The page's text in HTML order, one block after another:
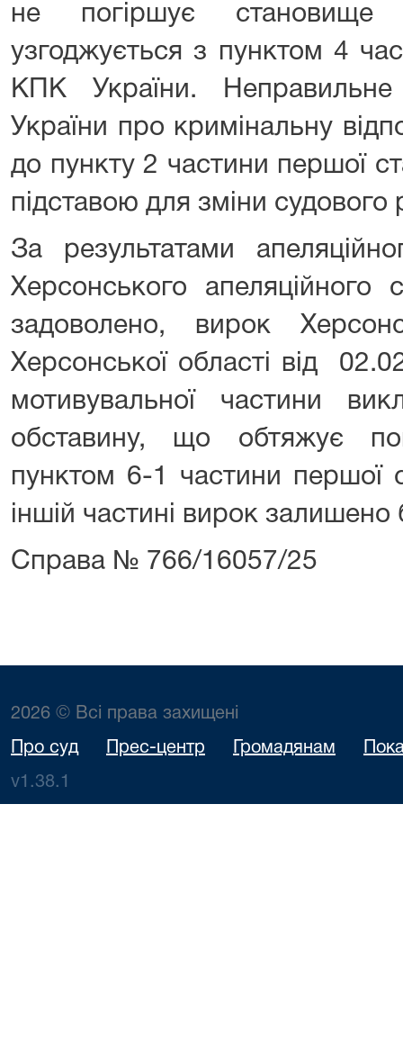
не погіршує становище
узгоджується з пунктом 4
КПК України. Неправильне
України про кримінальну
до пункту 2 частини першої
підставою для зміни судового
За результатами
Херсонського апеляційного
задоволено, вирок
Херсонської області від
мотивувальної частини
обставину, що обтяжує
пунктом 6-1 частини першої
іншій частині вирок залишено
Справа № 766/16057/25
2026 © Всі права захищені
Про суд Прес-центр Громадянам
v1.38.1